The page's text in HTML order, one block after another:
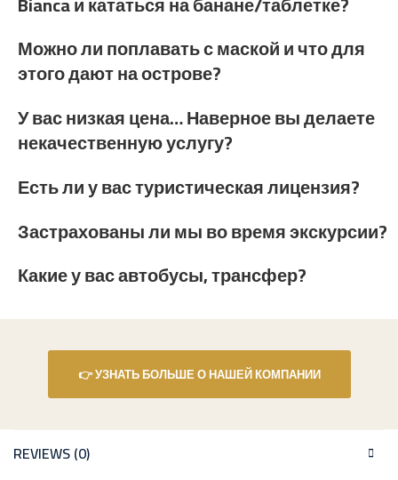
Можно ли поплавать с маской и что для
этого дают на острове?
У вас низкая цена… Наверное вы делаете
некачественную услугу?
Есть ли у вас туристическая лицензия?
Застрахованы ли мы во время экскурсии?
Какие у вас автобусы, трансфер?
👉 УЗНАТЬ БОЛЬШЕ О НАШЕЙ КОМПАНИИ
REVIEWS (0)